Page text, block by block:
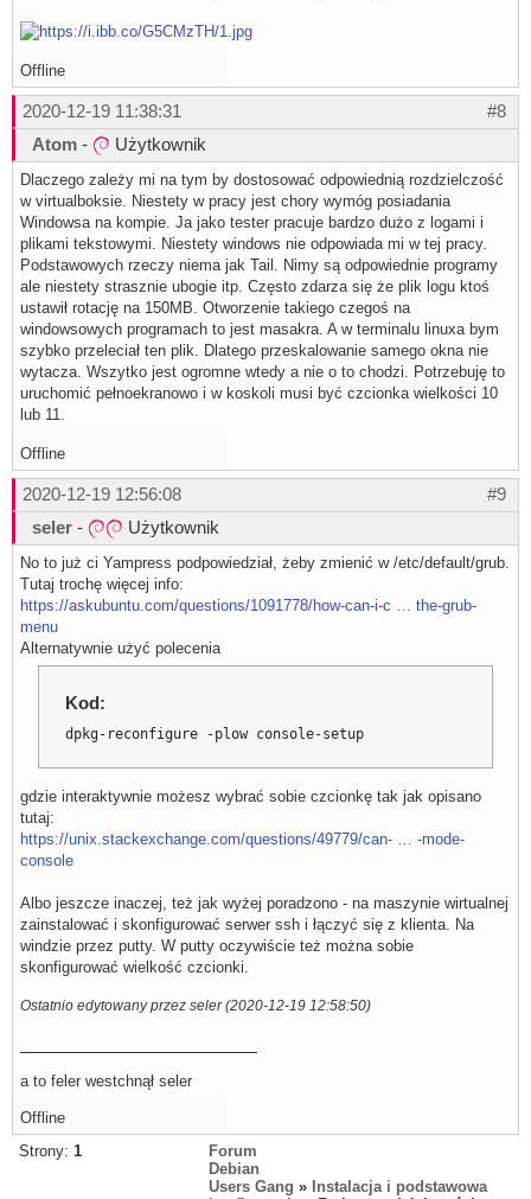
Offline
#8
2020-12-19 11:38:31
Atom - Użytkownik
Dlaczego zależy mi na tym by dostosować odpowiednią rozdzielczość
w virtualboksie. Niestety w pracy jest chory wymóg posiadania
Windowsa na kompie. Ja jako tester pracuje bardzo dużo z logami i
plikami tekstowymi. Niestety windows nie odpowiada mi w tej pracy.
Podstawowych rzeczy niema jak Tail. Nimy są odpowiednie programy
ale niestety strasznie ubogie itp. Często zdarza się że plik logu ktoś
ustawił rotację na 150MB. Otworzenie takiego czegoś na
windowsowych programach to jest masakra. A w terminalu linuxa bym
szybko przeleciał ten plik. Dlatego przeskalowanie samego okna nie
wytacza. Wszytko jest ogromne wtedy a nie o to chodzi. Potrzebuję to
uruchomić pełnoekranowo i w koskoli musi być czcionka wielkości 10
lub 11.
Offline
#9
2020-12-19 12:56:08
seler - Użytkownik
No to już ci Yampress podpowiedział, żeby zmienić w /etc/default/grub.
Tutaj trochę więcej info:
https://askubuntu.com/questions/1091778/how-can-i-c … the-grub-
menu
Alternatywnie użyć polecenia
Kod:
dpkg-reconfigure -plow console-setup
gdzie interaktywnie możesz wybrać sobie czcionkę tak jak opisano
tutaj:
https://unix.stackexchange.com/questions/49779/can- … -mode-
console
Albo jeszcze inaczej, też jak wyżej poradzono - na maszynie wirtualnej
zainstalować i skonfigurować serwer ssh i łączyć się z klienta. Na
windzie przez putty. W putty oczywiście też można sobie
skonfigurować wielkość czcionki.
Ostatnio edytowany przez seler (2020-12-19 12:58:50)
a to feler westchnął seler
Offline
Strony: 1
Forum
Debian
Users Gang » Instalacja i podstawowa